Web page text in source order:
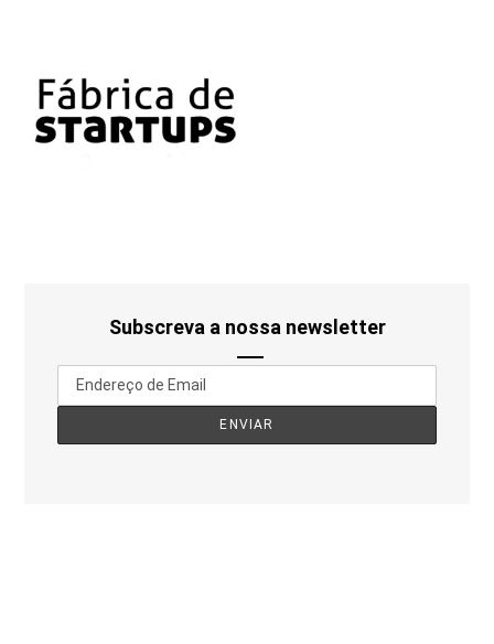
Subscreva a nossa newsletter